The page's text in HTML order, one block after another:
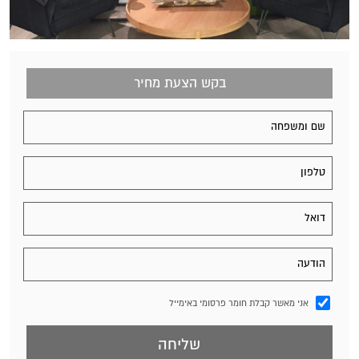
בקש הצעת מחיר
אני מאשר קבלת חומר פרסומי באימייל